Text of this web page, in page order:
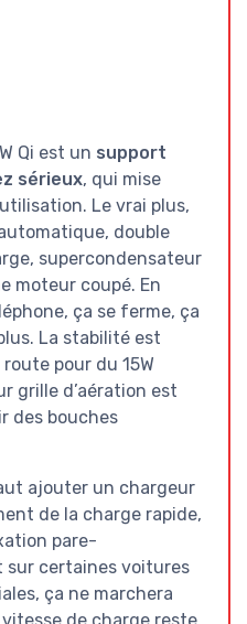
Qi est un support
sérieux, qui mise
Le vrai plus,
double
supercondensateur
moteur coupé. En
ça se ferme, ça
La stabilité est
pour du 15W
grille d’aération est
des bouches
ajouter un chargeur
de la charge rapide,
pare-
sur certaines voitures
ça ne marchera